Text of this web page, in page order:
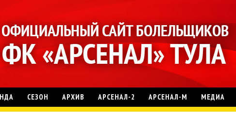
СЕЗОН АРХИВ АРСЕНАЛ-2 АРСЕНАЛ-М МЕДИА